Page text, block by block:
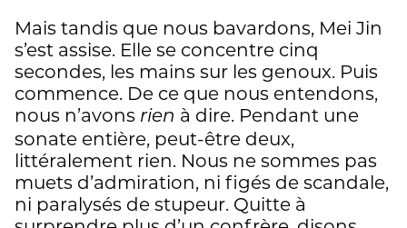
Mais tandis que nous bavardons, Mei Jin
s’est assise. Elle se concentre cinq
secondes, les mains sur les genoux. Puis
commence. De ce que nous entendons,
nous n’avons rien à dire. Pendant une
sonate entière, peut-être deux,
littéralement rien. Nous ne sommes pas
muets d’admiration, ni figés de scandale,
ni paralysés de stupeur. Quitte à